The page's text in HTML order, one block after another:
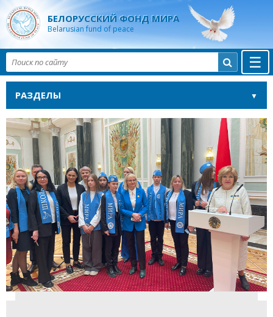
БЕЛОРУССКИЙ ФОНД МИРА
Belarusian fund of peace
☰

РАЗДЕЛЫ